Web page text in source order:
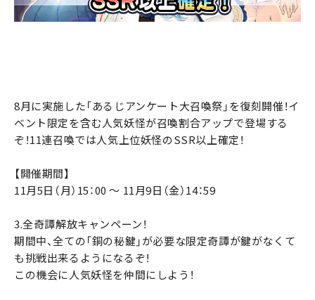
8月に実施した「あるじアンケート大召喚祭」を復刻開催！イ
ベント限定を含む人気妖怪が召喚割合アップで登場する
ぞ！11連召喚では人気上位妖怪のSSR以上確定！
【開催期間】
11月5日（月）15：00 ～ 11月9日（金）14：59
3.全奇譚解放キャンペーン！
期間中、全ての「銅の秘鍵」が必要な限定奇譚が鍵がなくて
も挑戦出来るようになるぞ！
この機会に人気妖怪を仲間にしよう！